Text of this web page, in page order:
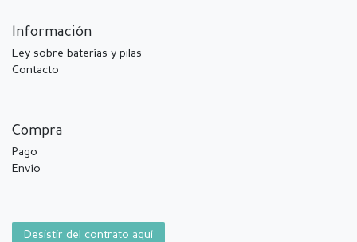
Información
Ley sobre baterías y pilas
Contacto
Compra
Pago
Envío
Desistir del contrato aquí